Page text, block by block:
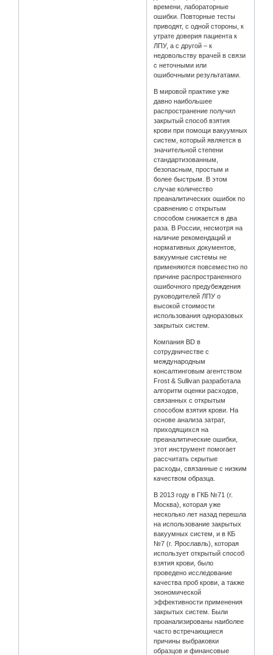
времени, лабораторные
ошибки. Повторные тесты
приводят, с одной стороны, к
утрате доверия пациента к
ЛПУ, а с другой – к
недовольству врачей в связи
с неточными или
ошибочными результатами.
В мировой практике уже
давно наибольшее
распространение получил
закрытый способ взятия
крови при помощи вакуумных
систем, который является в
значительной степени
стандартизованным,
безопасным, простым и
более быстрым. В этом
случае количество
преаналитических ошибок по
сравнению с открытым
способом снижается в два
раза. В России, несмотря на
наличие рекомендаций и
нормативных документов,
вакуумные системы не
применяются повсеместно по
причине распространенного
ошибочного предубеждения
руководителей ЛПУ о
высокой стоимости
использования одноразовых
закрытых систем.
Компания BD в
сотрудничестве с
международным
консалтинговым агентством
Frost & Sullivan разработала
алгоритм оценки расходов,
связанных с открытым
способом взятия крови. На
основе анализа затрат,
приходящихся на
преаналитические ошибки,
этот инструмент помогает
рассчитать скрытые
расходы, связанные с низким
качеством образца.
В 2013 году в ГКБ №71 (г.
Москва), которая уже
несколько лет назад перешла
на использование закрытых
вакуумных систем, и в КБ
№7 (г. Ярославль), которая
использует открытый способ
взятия крови, было
проведено исследование
качества проб крови, а также
экономической
эффективности применения
закрытых систем. Были
проанализированы наиболее
часто встречающиеся
причины выбраковки
образцов и финансовые